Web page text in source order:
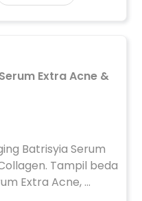
Extra Acne &
Batrisyia Serum
Tampil beda
Extra Acne, ...